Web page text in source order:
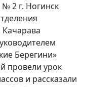
2 г. Ногинск
Берегини»
провели урок
и рассказали